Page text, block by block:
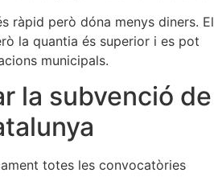
ràpid però dóna menys diners. El
la quantia és superior i es pot
municipals.
la subvenció de
totes les convocatòries